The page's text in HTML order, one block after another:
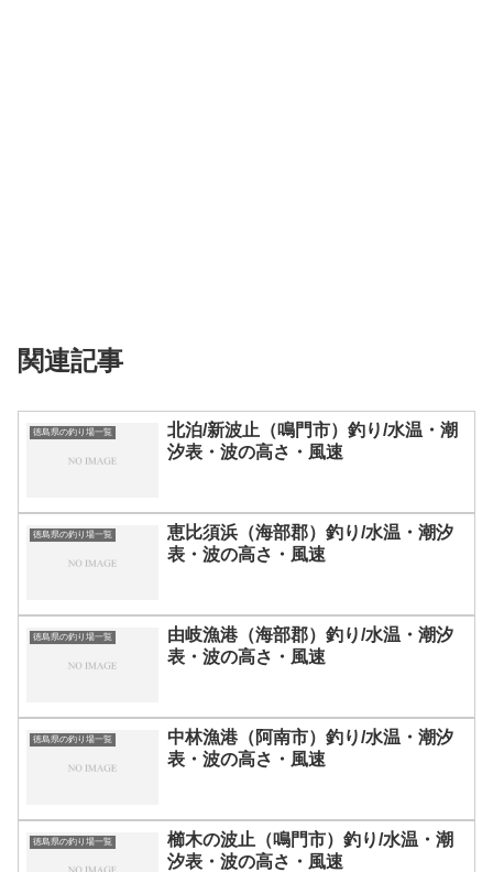
関連記事
徳島県の釣り場一覧
北泊/新波止（鳴門市）釣り/水温・潮
汐表・波の高さ・風速
徳島県の釣り場一覧
恵比須浜（海部郡）釣り/水温・潮汐
表・波の高さ・風速
徳島県の釣り場一覧
由岐漁港（海部郡）釣り/水温・潮汐
表・波の高さ・風速
徳島県の釣り場一覧
中林漁港（阿南市）釣り/水温・潮汐
表・波の高さ・風速
徳島県の釣り場一覧
櫛木の波止（鳴門市）釣り/水温・潮
汐表・波の高さ・風速